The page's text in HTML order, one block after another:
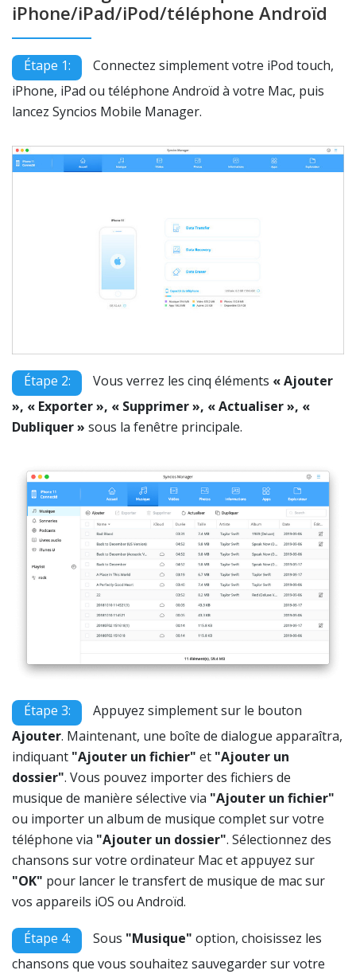
iPhone/iPad/iPod/téléphone Androïd
Étape 1:
Connectez simplement votre iPod touch,
iPhone, iPad ou téléphone Androïd à votre Mac, puis
lancez Syncios Mobile Manager.
Étape 2: Vous verrez les cinq éléments « Ajouter
», « Exporter », « Supprimer », « Actualiser », «
Dubliquer » sous la fenêtre principale.
Étape 3:
Appuyez simplement sur le bouton
Ajouter. Maintenant, une boîte de dialogue apparaîtra,
indiquant "Ajouter un fichier" et "Ajouter un
dossier". Vous pouvez importer des fichiers de
musique de manière sélective via "Ajouter un fichier"
ou importer un album de musique complet sur votre
téléphone via "Ajouter un dossier". Sélectionnez des
chansons sur votre ordinateur Mac et appuyez sur
"OK" pour lancer le transfert de musique de mac sur
vos appareils iOS ou Androïd.
Étape 4: Sous "Musique" option, choisissez les
chansons que vous souhaitez sauvegarder sur votre